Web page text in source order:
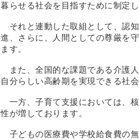
暮らせる社会を目指すために制定
それと連動した取組として、認
進、さらに、人間としての尊厳を
ます。
また、全国的な課題である介護
自分らしい高齢期を実現できる社
一方、子育て支援においては、
性が増しております。
子どもの医療費や学校給食費の